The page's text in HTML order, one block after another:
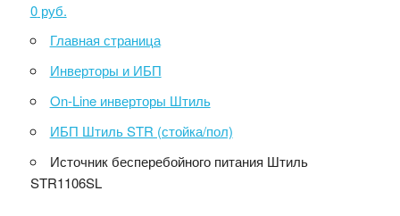
0руб.
Главная страница
Инверторы и ИБП
On-Line инверторы Штиль
ИБП Штиль STR (стойка/пол)
Источник бесперебойного питания Штиль
STR1106SL